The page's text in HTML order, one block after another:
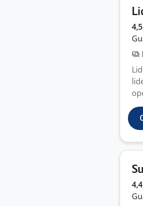
4,5
4,4